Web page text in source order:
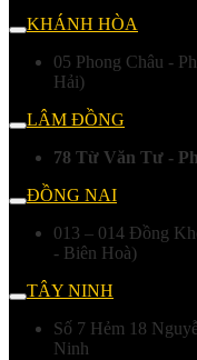
KHÁNH HÒA
05 Phong Châu -
Hải)
LÂM ĐỒNG
78 Từ Văn Tư -
ĐỒNG NAI
013 – 014 Đồng
- Biên Hoà)
TÂY NINH
Số 7 Hẻm 18
Ninh